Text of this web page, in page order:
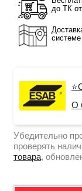
до ТК
системе
О
Убедительно
проверять
товара,